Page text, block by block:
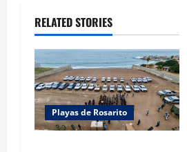
o
n
RELATED STORIES
Playas de Rosarito